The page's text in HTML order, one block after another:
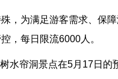
，为满足游客需求、保
，每日限流6000人。
水帘洞景点在5月17日的